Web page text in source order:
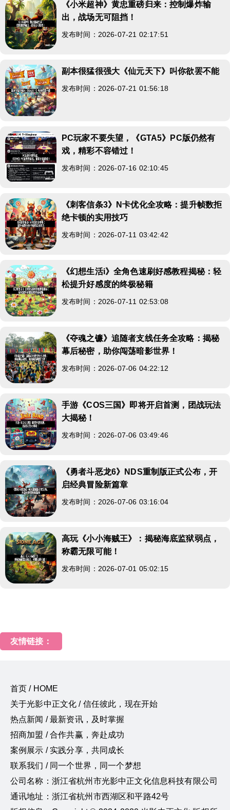
《小米超神》黄忠重磅归来：控制爆炸输
出，战场无可阻挡！
发布时间：2026-07-21 02:17:51
副本很猛很强大《仙元天下》叫你欲罢不能
发布时间：2026-07-21 01:56:18
PC玩家不要失望，《GTA5》PC版仍然有
戏，精彩不容错过！
发布时间：2026-07-16 02:10:45
《刺客信条3》N卡优化全攻略：提升帧数拒
绝卡顿的实用技巧
发布时间：2026-07-11 03:42:42
《幻想生活i》全角色速刷好感教程揭秘：轻
松提升好感度的终极秘籍
发布时间：2026-07-11 02:53:08
《夺魂之镰》追随者支线任务全攻略：揭秘
幕后秘密，助你闯荡暗影世界！
发布时间：2026-07-06 04:22:12
手游《COS三国》即将开启首测，团战玩法
大揭秘！
发布时间：2026-07-06 03:49:46
《勇者斗恶龙6》NDS重制版正式公布，开
启经典冒险新篇章
发布时间：2026-07-06 03:16:04
高玩《小小海贼王》：揭秘海底监狱弱点，
称霸无限可能！
发布时间：2026-07-01 05:02:15
友情链接：
首页 / HOME
关于光影中正文化 / 信任彼此，现在开始
热点新闻 / 最新资讯，及时掌握
招商加盟 / 合作共赢，奔赴成功
案例展示 / 实践分享，共同成长
联系我们 / 同一个世界，同一个梦想
公司名称：浙江省杭州市光影中正文化信息科技有限公司
通讯地址：浙江省杭州市西湖区和平路42号